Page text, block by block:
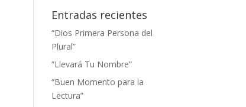
Entradas recientes
“Dios Primera Persona del
Plural”
“Llevará Tu Nombre”
“Buen Momento para la
Lectura”